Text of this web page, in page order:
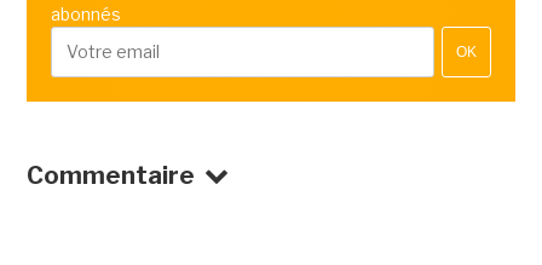
abonnés
OK
Commentaire